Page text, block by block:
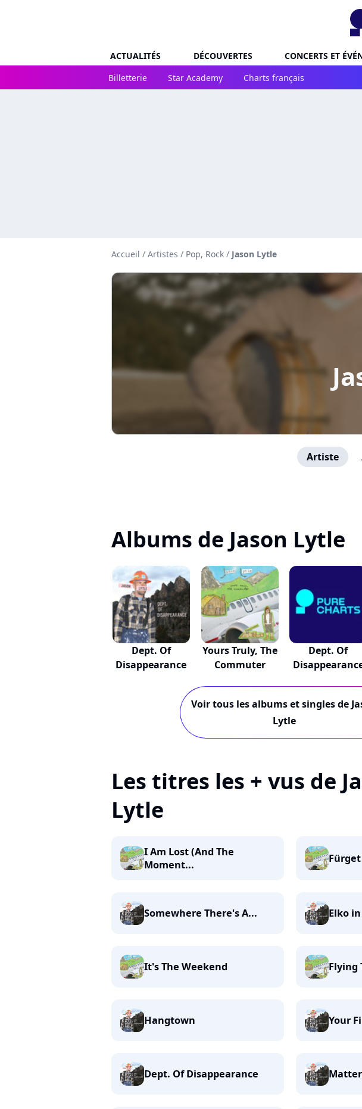
ACTUALITÉS DÉCOUVERTES CONCERTS ET
Billetterie
Star Academy Charts français
Accueil / Artistes / Pop, Rock / Jason Lytle
Artiste
Albums de Jason Lytle
Dept. Of
Disappearance
Yours Truly, The
Commuter
Dept. Of
Voir tous les albums et singles de
Lytle
Les titres les + vus de
Lytle
I Am Lost (And The
Moment...
Somewhere There's A... Elko
It's The Weekend Flying
Hangtown Your
Dept. Of Disappearance